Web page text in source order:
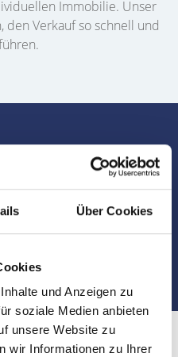
Über Cookies
und Anzeigen zu
soziale Medien anbieten
unsere Website zu
wir Informationen zu Ihrer
Immobilie. Unser
Verkauf so schnell und
Sie als
in